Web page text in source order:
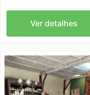
Ver detalhes